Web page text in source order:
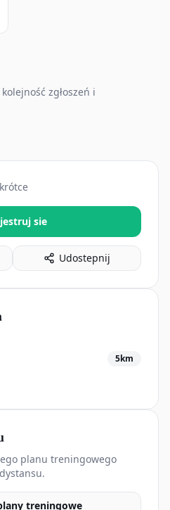
zgłoszeń i
sie
Udostepnij
5km
planu treningowego
treningowe